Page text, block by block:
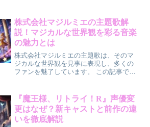
は、第9話の感想とともに、ストーリーの
核心部分や注目...
株式会社マジルミエの主題歌解
説！マジカルな世界観を彩る音楽
の魅力とは
株式会社マジルミエの主題歌は、そのマ
ジカルな世界観を見事に表現し、多くの
ファンを魅了しています。 この記事で
掘り下げます。 さらに、作曲者や歌詞の
背景に触れながら、音楽...
『魔王様、リトライ！R』声優変
更はなぜ？新キャストと前作の違
いを徹底解説